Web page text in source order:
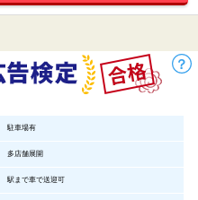
駐車場有
多店舗展開
駅まで車で送迎可